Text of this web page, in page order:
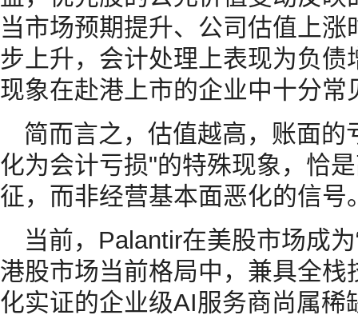
当市场预期提升、公司估值上
步上升，会计处理上表现为负
现象在赴港上市的企业中十分常
简而言之，估值越高，账面
化为会计亏损"的特殊现象，恰
征，而非经营基本面恶化的信号
当前，Palantir在美股市场成
港股市场当前格局中，兼具全
化实证的企业级AI服务商尚属